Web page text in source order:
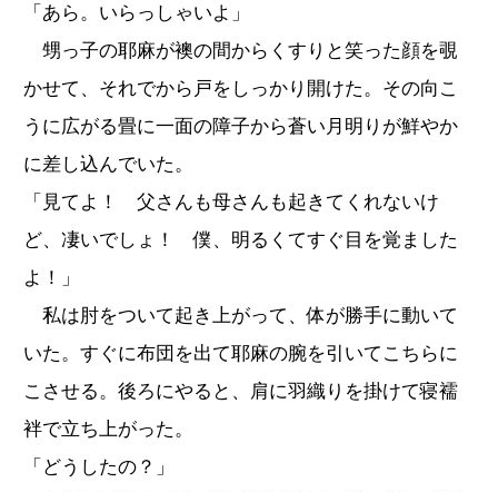
「あら。いらっしゃいよ」
甥っ子の耶麻が襖の間からくすりと笑った顔を覗
かせて、それでから戸をしっかり開けた。その向こ
うに広がる畳に一面の障子から蒼い月明りが鮮やか
に差し込んでいた。
「見てよ！ 父さんも母さんも起きてくれないけ
ど、凄いでしょ！ 僕、明るくてすぐ目を覚ました
よ！」
私は肘をついて起き上がって、体が勝手に動いて
いた。すぐに布団を出て耶麻の腕を引いてこちらに
こさせる。後ろにやると、肩に羽織りを掛けて寝襦
袢で立ち上がった。
「どうしたの？」